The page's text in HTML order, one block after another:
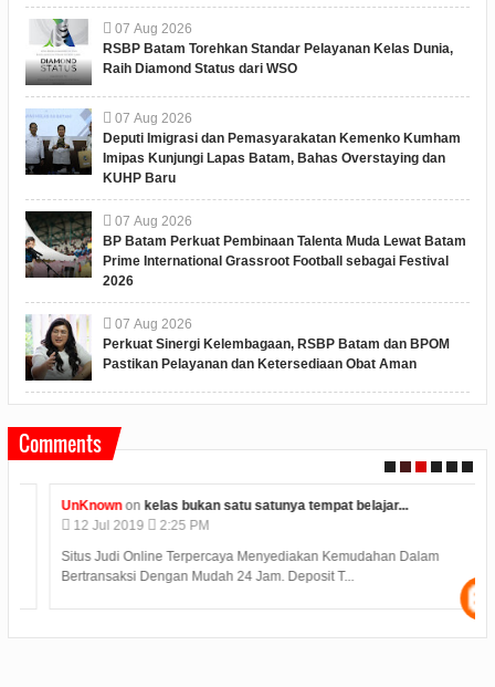
07 Aug 2026
RSBP Batam Torehkan Standar Pelayanan Kelas Dunia,
Raih Diamond Status dari WSO
07 Aug 2026
Deputi Imigrasi dan Pemasyarakatan Kemenko Kumham
Imipas Kunjungi Lapas Batam, Bahas Overstaying dan
KUHP Baru
07 Aug 2026
BP Batam Perkuat Pembinaan Talenta Muda Lewat Batam
Prime International Grassroot Football sebagai Festival
2026
07 Aug 2026
Perkuat Sinergi Kelembagaan, RSBP Batam dan BPOM
Pastikan Pelayanan dan Ketersediaan Obat Aman
Comments
UnKnownonkelas bukan satu satunya tempat belajar...
Jul 2019
2:25 PM
Situs Judi Online Terpercaya Menyediakan Kemudahan Dalam
Bertransaksi Dengan Mudah 24 Jam. Deposit T...